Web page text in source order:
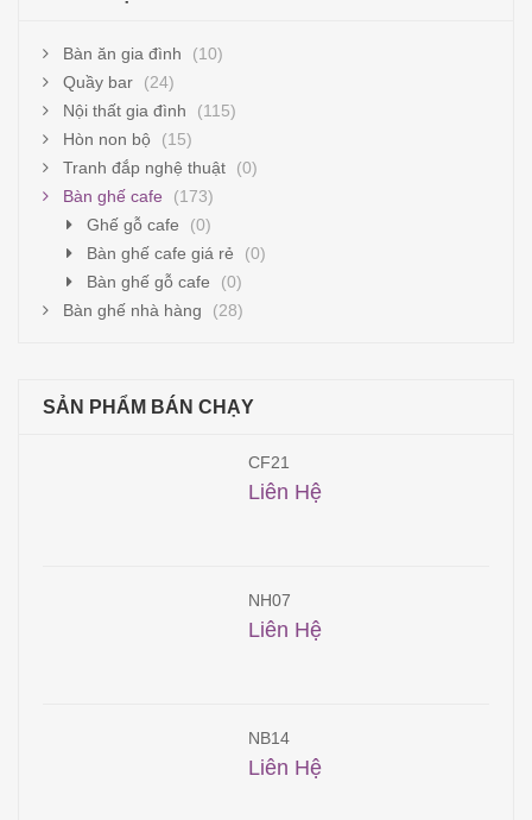
Bàn ăn gia đình
(10)
Quầy bar
(24)
Nội thất gia đình
(115)
Hòn non bộ
(15)
Tranh đắp nghệ thuật
(0)
Bàn ghế cafe
(173)
Ghế gỗ cafe
(0)
Bàn ghế cafe giá rẻ
(0)
Bàn ghế gỗ cafe
(0)
Bàn ghế nhà hàng
(28)
SẢN PHẨM BÁN CHẠY